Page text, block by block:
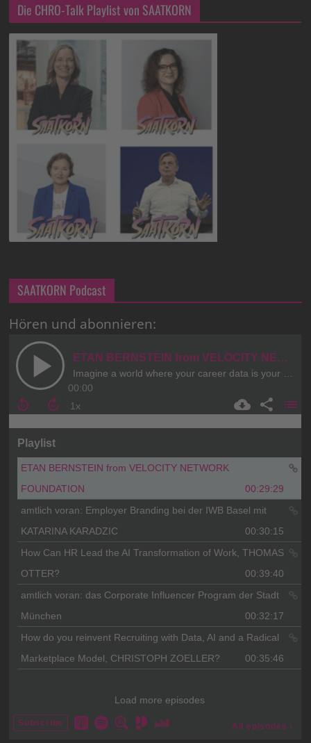
Die CHRO-Talk Playlist von SAATKORN
SAATKORN Podcast
Hören und abonnieren: